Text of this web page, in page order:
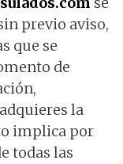
previo aviso,
que se
de
la
implica por
todas las